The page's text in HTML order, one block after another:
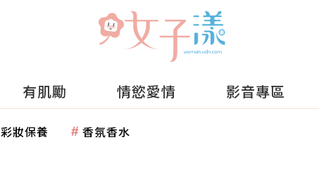
有肌勵 情慾愛情 影音專區
彩妝保養 香氛香水